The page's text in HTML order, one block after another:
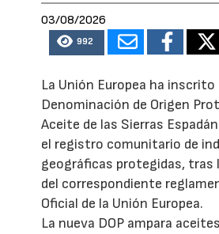
03/08/2026
992
La Unión Europea ha inscrito
Denominación de Origen
Aceite de las Sierras
el registro comunitario de
geográficas protegidas, tras
del correspondiente
Oficial de la Unión Europea.
La nueva DOP ampara